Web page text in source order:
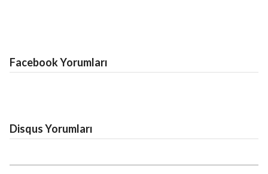
Facebook Yorumları
Disqus Yorumları